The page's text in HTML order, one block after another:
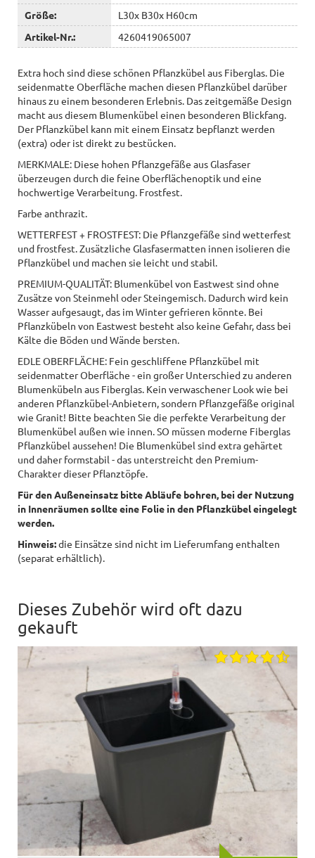
Größe:
L30x B30x H60cm
Artikel-Nr.:
4260419065007
Extra hoch sind diese schönen Pflanzkübel aus Fiberglas. Die
seidenmatte Oberfläche machen diesen Pflanzkübel darüber
hinaus zu einem besonderen Erlebnis. Das zeitgemäße Design
macht aus diesem Blumenkübel einen besonderen Blickfang.
Der Pflanzkübel kann mit einem Einsatz bepflanzt werden
(extra) oder ist direkt zu bestücken.
MERKMALE: Diese hohen Pflanzgefäße aus Glasfaser
überzeugen durch die feine Oberflächenoptik und eine
hochwertige Verarbeitung. Frostfest.
Farbe anthrazit.
WETTERFEST + FROSTFEST: Die Pflanzgefäße sind wetterfest
und frostfest. Zusätzliche Glasfasermatten innen isolieren die
Pflanzkübel und machen sie leicht und stabil.
PREMIUM-QUALITÄT: Blumenkübel von Eastwest sind ohne
Zusätze von Steinmehl oder Steingemisch. Dadurch wird kein
Wasser aufgesaugt, das im Winter gefrieren könnte. Bei
Pflanzkübeln von Eastwest besteht also keine Gefahr, dass bei
Kälte die Böden und Wände bersten.
EDLE OBERFLÄCHE: Fein geschliffene Pflanzkübel mit
seidenmatter Oberfläche - ein großer Unterschied zu anderen
Blumenkübeln aus Fiberglas. Kein verwaschener Look wie bei
anderen Pflanzkübel-Anbietern, sondern Pflanzgefäße original
wie Granit! Bitte beachten Sie die perfekte Verarbeitung der
Blumenkübel außen wie innen. SO müssen moderne Fiberglas
Pflanzkübel aussehen! Die Blumenkübel sind extra gehärtet
und daher formstabil - das unterstreicht den Premium-
Charakter dieser Pflanztöpfe.
Für den Außeneinsatz bitte Abläufe bohren, bei der Nutzung
in Innenräumen sollte eine Folie in den Pflanzkübel eingelegt
werden.
Hinweis:die Einsätze sind nicht im Lieferumfang enthalten
(separat erhältlich).
Dieses Zubehör wird oft dazu
gekauft